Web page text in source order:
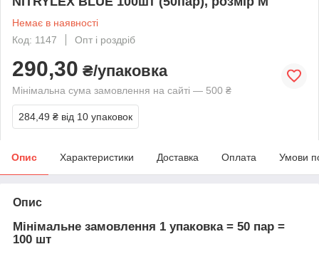
Немає в наявності
Код: 1147
Опт і роздріб
290,30 ₴/упаковка
Мінімальна сума замовлення на сайті — 500 ₴
284,49 ₴ від 10 упаковок
Опис Характеристики Доставка Оплата Умови
Опис
Мінімальне замовлення 1 упаковка = 50 пар =
100 шт